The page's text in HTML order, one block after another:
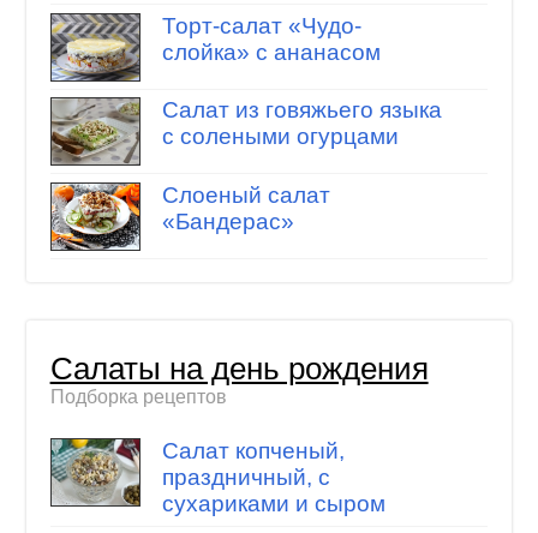
Торт-салат «Чудо-
слойка» с ананасом
Салат из говяжьего языка
с солеными огурцами
Слоеный салат
«Бандерас»
Салаты на день рождения
Подборка рецептов
Салат копченый,
праздничный, с
сухариками и сыром